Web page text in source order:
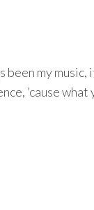
my music,
’cause